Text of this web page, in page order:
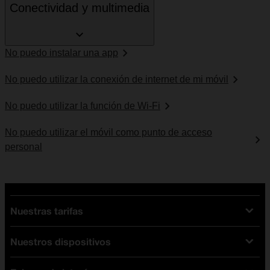
Conectividad y multimedia
No puedo instalar una app
No puedo utilizar la conexión de internet de mi móvil
No puedo utilizar la función de Wi-Fi
No puedo utilizar el móvil como punto de acceso
personal
Nuestras tarifas
Tarifas Orange
Tarifas fibra y móvil
Nuestros dispositivos